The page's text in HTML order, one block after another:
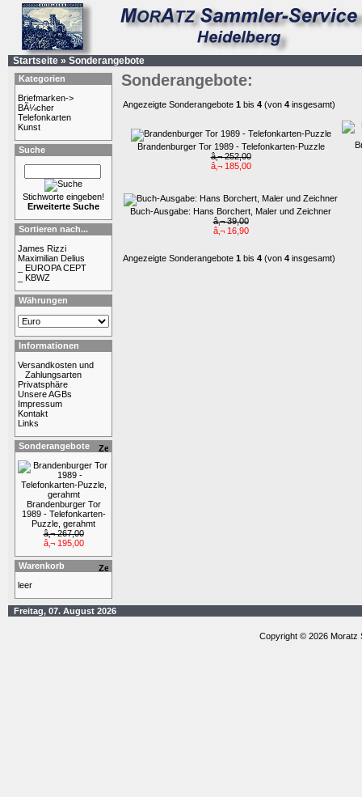
Startseite » Sonderangebote
Kategorien
Briefmarken->
BÃ¼cher
Telefonkarten
Kunst
Suche
Stichworte eingeben!
Erweiterte Suche
Sortieren nach...
James Rizzi
Maximilian Delius
_ EUROPA CEPT
_ KBWZ
Währungen
Informationen
Versandkosten und
Zahlungsarten
Privatsphäre
Unsere AGBs
Impressum
Kontakt
Links
Sonderangebote
Brandenburger Tor
1989 - Telefonkarten-
Puzzle, gerahmt
â‚¬ 267,00
â‚¬ 195,00
Warenkorb
leer
Sonderangebote:
Angezeigte Sonderangebote 1 bis 4 (von 4 insgesamt)
Brandenburger Tor 1989 - Telefonkarten-Puzzle
â‚¬ 252,00
â‚¬ 185,00
Buch-Ausgabe: Hans Borchert, Maler und Zeichner
â‚¬ 39,00
â‚¬ 16,90
Angezeigte Sonderangebote 1 bis 4 (von 4 insgesamt)
Freitag, 07. August 2026
Copyright © 2026 Moratz